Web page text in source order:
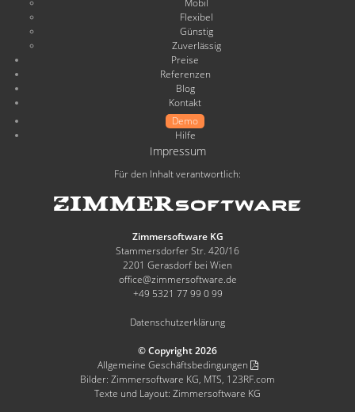
Mobil
Flexibel
Günstig
Zuverlässig
Preise
Referenzen
Blog
Kontakt
Demo
Hilfe
Impressum
Für den Inhalt verantwortlich:
Zimmersoftware KG
Stammersdorfer Str. 420/16
2201 Gerasdorf bei Wien
office@zimmersoftware.de
+49 5321 77 99 0 99
Datenschutzerklärung
© Copyright 2026
Allgemeine Geschäftsbedingungen
Bilder: Zimmersoftware KG, MTS, 123RF.com
Texte und Layout: Zimmersoftware KG